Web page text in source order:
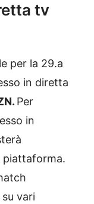
tv
per la 29.a
in diretta
Per
in
piattaforma.
su vari